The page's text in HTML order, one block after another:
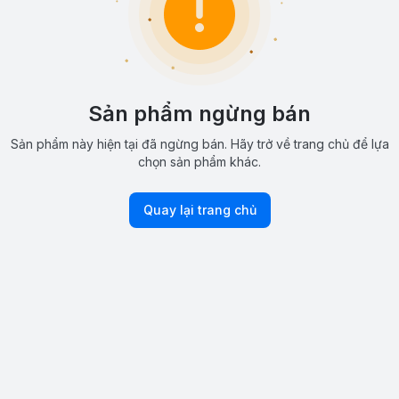
Sản phẩm ngừng bán
Sản phẩm này hiện tại đã ngừng bán. Hãy trở về trang chủ để lựa
chọn sản phẩm khác.
Quay lại trang chủ